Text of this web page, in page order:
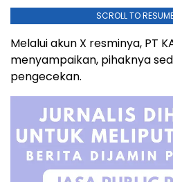
SCROLL TO
Melalui akun X resminya, PT
menyampaikan, pihaknya
pengecekan.